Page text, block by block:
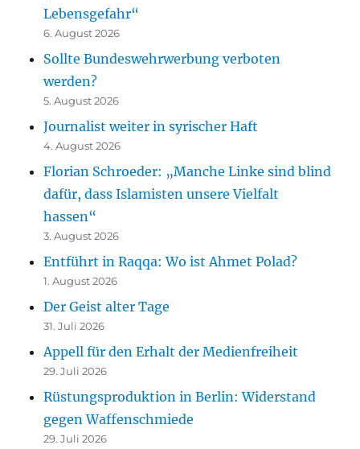
Lebensgefahr“
6. August 2026
Sollte Bundeswehrwerbung verboten
werden?
5. August 2026
Journalist weiter in syrischer Haft
4. August 2026
Florian Schroeder: „Manche Linke sind blind
dafür, dass Islamisten unsere Vielfalt
hassen“
3. August 2026
Entführt in Raqqa: Wo ist Ahmet Polad?
1. August 2026
Der Geist alter Tage
31. Juli 2026
Appell für den Erhalt der Medienfreiheit
29. Juli 2026
Rüstungsproduktion in Berlin: Widerstand
gegen Waffenschmiede
29. Juli 2026